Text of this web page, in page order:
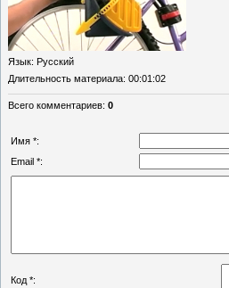
Язык: Русский
Длительность материала: 00:01:02
Всего комментариев: 0
Имя *:
Email *:
Код *: